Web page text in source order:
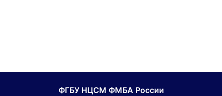
ФГБУ НЦСМ ФМБА России